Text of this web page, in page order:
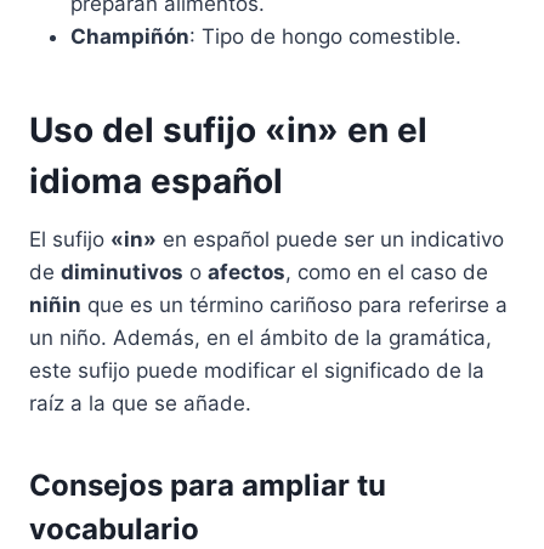
Champiñón: Tipo de hongo comestible.
Uso del sufijo «in» en el
idioma español
El sufijo «in» en español puede ser un indicativo
de diminutivos o afectos, como en el caso de
niñin que es un término cariñoso para referirse a
un niño. Además, en el ámbito de la gramática,
este sufijo puede modificar el significado de la
raíz a la que se añade.
Consejos para ampliar tu
vocabulario